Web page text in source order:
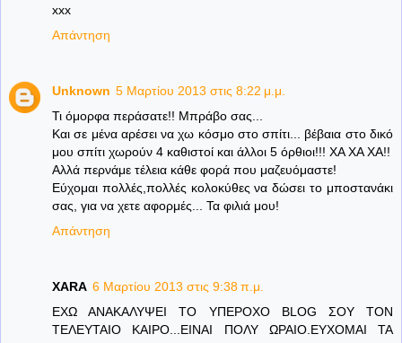
xxx
Απάντηση
Unknown 5 Μαρτίου 2013 στις 8:22 μ.μ.
Τι όμορφα περάσατε!! Μπράβο σας...
Και σε μένα αρέσει να χω κόσμο στο σπίτι... βέβαια στο δικό
μου σπίτι χωρούν 4 καθιστοί και άλλοι 5 όρθιοι!!! ΧΑ ΧΑ ΧΑ!!
Αλλά περνάμε τέλεια κάθε φορά που μαζευόμαστε!
Εύχομαι πολλές,πολλές κολοκύθες να δώσει το μποστανάκι
σας, για να χετε αφορμές... Τα φιλιά μου!
Απάντηση
XARA 6 Μαρτίου 2013 στις 9:38 π.μ.
ΕΧΩ ΑΝΑΚΑΛΥΨΕΙ ΤΟ ΥΠΕΡΟΧΟ BLOG ΣΟΥ ΤΟΝ
ΤΕΛΕΥΤΑΙΟ ΚΑΙΡΟ...ΕΙΝΑΙ ΠΟΛΥ ΩΡΑΙΟ.ΕΥΧΟΜΑΙ ΤΑ